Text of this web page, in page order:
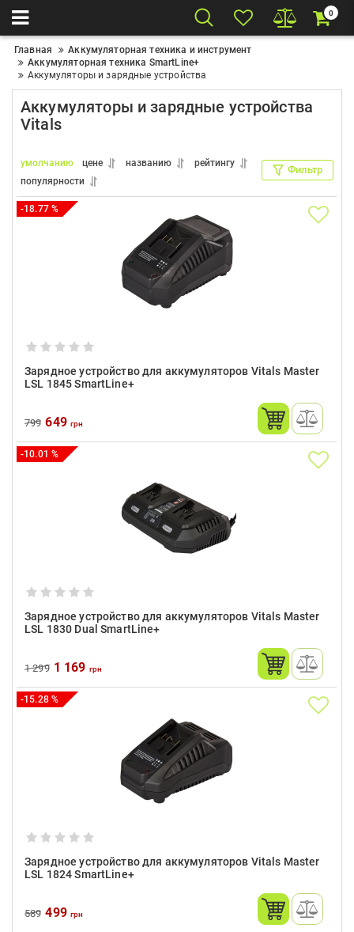
0
Главная
Аккумуляторная техника и инструмент
Аккумуляторная техника SmartLine+
Аккумуляторы и зарядные устройства
Аккумуляторы и зарядные устройства
Vitals
умолчанию цене названию
рейтингу
популярности
Фильтр
-18.77 %
Зарядное устройство для аккумуляторов Vitals Master
LSL 1845 SmartLine+
799 649грн
-10.01 %
Зарядное устройство для аккумуляторов Vitals Master
LSL 1830 Dual SmartLine+
1 299 1 169 грн
-15.28 %
Зарядное устройство для аккумуляторов Vitals Master
LSL 1824 SmartLine+
589 499грн